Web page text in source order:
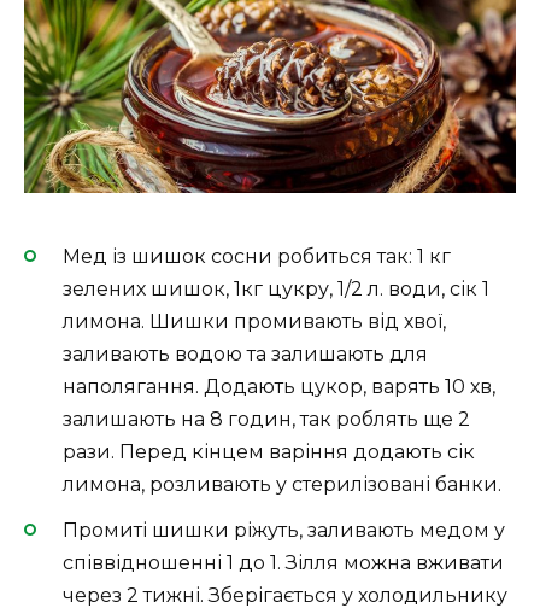
Мед із шишок сосни робиться так: 1 кг
зелених шишок, 1кг цукру, 1/2 л. води, сік 1
лимона. Шишки промивають від хвої,
заливають водою та залишають для
наполягання. Додають цукор, варять 10 хв,
залишають на 8 годин, так роблять ще 2
рази. Перед кінцем варіння додають сік
лимона, розливають у стерилізовані банки.
Промиті шишки ріжуть, заливають медом у
співвідношенні 1 до 1. Зілля можна вживати
через 2 тижні. Зберігається у холодильнику